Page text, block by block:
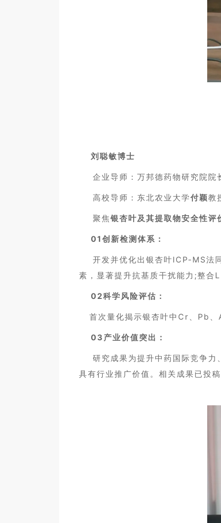
刘聪敏博士
企业导师：万邦德药物研究院院
高校导师：东北农业大学付颖教
聚焦银杏叶及其提取物安全性评
01创新检测体系：
开发并优化出银杏叶ICP-MS法
素，显著提升抗基质干扰能力;整
02科学风险评估：
首次量化揭示银杏叶中Cr、Pb、
03产业价值突出：
研究成果为提升中药国际竞争力
具有行业推广价值。相关成果已投